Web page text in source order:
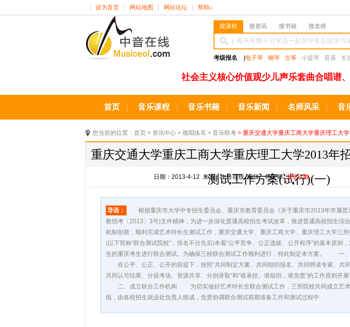
设为首页 网站地图 网站论坛 帮助 ∨
搜课程 搜资讯 搜书籍 搜老师
考级报名 电子琴 钢琴 古筝 小提琴 音基 长
社会主义核心价值观少儿声乐套曲合唱谱
首页 音乐课程 音乐书籍 音乐新闻 名师风采 音
您当前的位置： 首页 > 资讯中心 > 视唱练耳 > 音乐联考 > 重庆交通大学重庆工商大学重庆理工大
重庆交通大学重庆工商大学重庆理工大学2013年
测试工作方案(试行)(一)
日期：2013-4-12 来源：中音在线 编辑：韩老师浏览次数：
导语：
根据重庆市大学中专招生委员会、重庆市教育委员会《关于重庆市2013年市属普
教招考〔2013〕3号)文件精神，为进一步深化普通高校招生考试改革，推进普通高校招生综
机制创新，顺利完成艺术特长生测试工作，重庆交通大学、重庆工商大学、重庆理工大学三
(以下简称“联合测试院校”，排名不分先后)本着“公平竞争、公正选拔、公开程序”的基本原则
生的重庆考生进行联合测试。为确保三校联合测试工作顺利进行，特此制定本方案。 一、
在公平、公正、公开的前提下，按照“共同制定方案、共同组织报名、共同聘请专家、共同
共同认可结果、分设考场、资源共享、分别录取”和“谁承担、谁组织，谁负责”的工作原则开展
二、成立联合工作机构 为切实做好艺术特长生联合测试工作，三所院校共同成立艺术
组，由各校招生就业处负责人组成，负责协调联合测试前期准备工作和测试过程中